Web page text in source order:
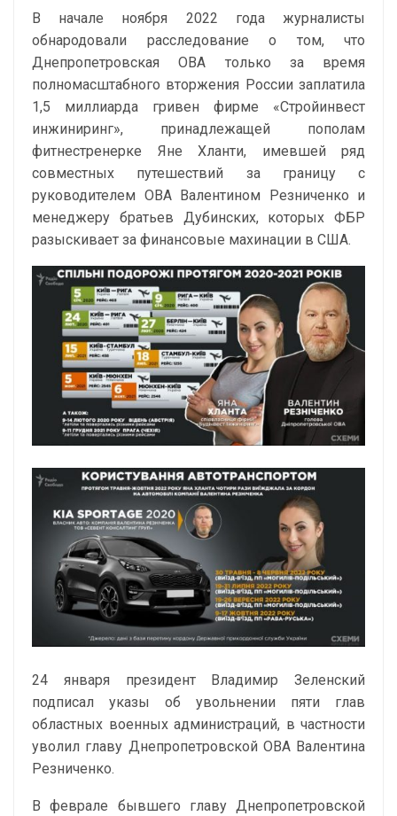
В начале ноября 2022 года журналисты
обнародовали расследование о том, что
Днепропетровская ОВА только за время
полномасштабного вторжения России заплатила
1,5 миллиарда гривен фирме «Стройинвест
инжиниринг», принадлежащей пополам
фитнестренерке Яне Хланти, имевшей ряд
совместных путешествий за границу с
руководителем ОВА Валентином Резниченко и
менеджеру братьев Дубинских, которых ФБР
разыскивает за финансовые махинации в США.
24 января президент Владимир Зеленский
подписал указы об увольнении пяти глав
областных военных администраций, в частности
уволил главу Днепропетровской ОВА Валентина
Резниченко.
В феврале бывшего главу Днепропетровской